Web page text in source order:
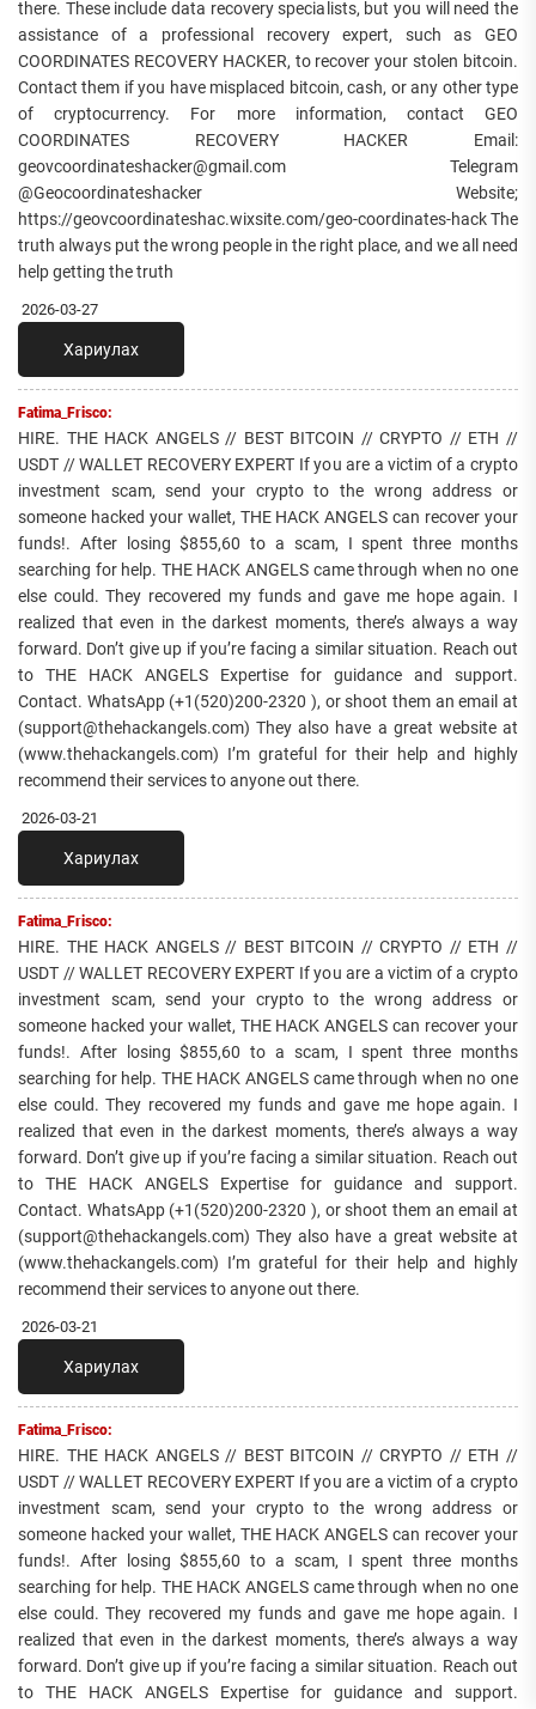
there. These include data recovery specialists, but you will need the
assistance of a professional recovery expert, such as GEO
COORDINATES RECOVERY HACKER, to recover your stolen bitcoin.
Contact them if you have misplaced bitcoin, cash, or any other type
of cryptocurrency. For more information, contact GEO
COORDINATES RECOVERY HACKER Email:
geovcoordinateshacker@gmail.com Telegram
@Geocoordinateshacker Website;
https://geovcoordinateshac.wixsite.com/geo-coordinates-hack The
truth always put the wrong people in the right place, and we all need
help getting the truth
2026-03-27
Хариулах
Fatima_Frisco:
HIRE. THE HACK ANGELS // BEST BITCOIN // CRYPTO // ETH //
USDT // WALLET RECOVERY EXPERT If you are a victim of a crypto
investment scam, send your crypto to the wrong address or
someone hacked your wallet, THE HACK ANGELS can recover your
funds!. After losing $855,60 to a scam, I spent three months
searching for help. THE HACK ANGELS came through when no one
else could. They recovered my funds and gave me hope again. I
realized that even in the darkest moments, there’s always a way
forward. Don’t give up if you’re facing a similar situation. Reach out
to THE HACK ANGELS Expertise for guidance and support.
Contact. WhatsApp (+1(520)200-2320 ), or shoot them an email at
(support@thehackangels.com) They also have a great website at
(www.thehackangels.com) I’m grateful for their help and highly
recommend their services to anyone out there.
2026-03-21
Хариулах
Fatima_Frisco:
HIRE. THE HACK ANGELS // BEST BITCOIN // CRYPTO // ETH //
USDT // WALLET RECOVERY EXPERT If you are a victim of a crypto
investment scam, send your crypto to the wrong address or
someone hacked your wallet, THE HACK ANGELS can recover your
funds!. After losing $855,60 to a scam, I spent three months
searching for help. THE HACK ANGELS came through when no one
else could. They recovered my funds and gave me hope again. I
realized that even in the darkest moments, there’s always a way
forward. Don’t give up if you’re facing a similar situation. Reach out
to THE HACK ANGELS Expertise for guidance and support.
Contact. WhatsApp (+1(520)200-2320 ), or shoot them an email at
(support@thehackangels.com) They also have a great website at
(www.thehackangels.com) I’m grateful for their help and highly
recommend their services to anyone out there.
2026-03-21
Хариулах
Fatima_Frisco:
HIRE. THE HACK ANGELS // BEST BITCOIN // CRYPTO // ETH //
USDT // WALLET RECOVERY EXPERT If you are a victim of a crypto
investment scam, send your crypto to the wrong address or
someone hacked your wallet, THE HACK ANGELS can recover your
funds!. After losing $855,60 to a scam, I spent three months
searching for help. THE HACK ANGELS came through when no one
else could. They recovered my funds and gave me hope again. I
realized that even in the darkest moments, there’s always a way
forward. Don’t give up if you’re facing a similar situation. Reach out
to THE HACK ANGELS Expertise for guidance and support.